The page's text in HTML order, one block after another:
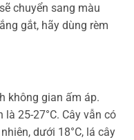
chuyển sang màu
gắt, hãy dùng rèm
không gian ấm áp.
25-27°C. Cây vẫn có
dưới 18°C, lá cây